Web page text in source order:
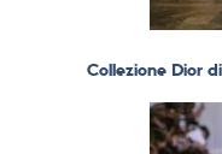
Collezione Dior